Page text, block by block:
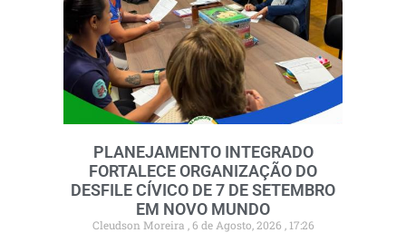
PLANEJAMENTO INTEGRADO
FORTALECE ORGANIZAÇÃO DO
DESFILE CÍVICO DE 7 DE SETEMBRO
EM NOVO MUNDO
Cleudson Moreira 6 de Agosto, 2026 17:26